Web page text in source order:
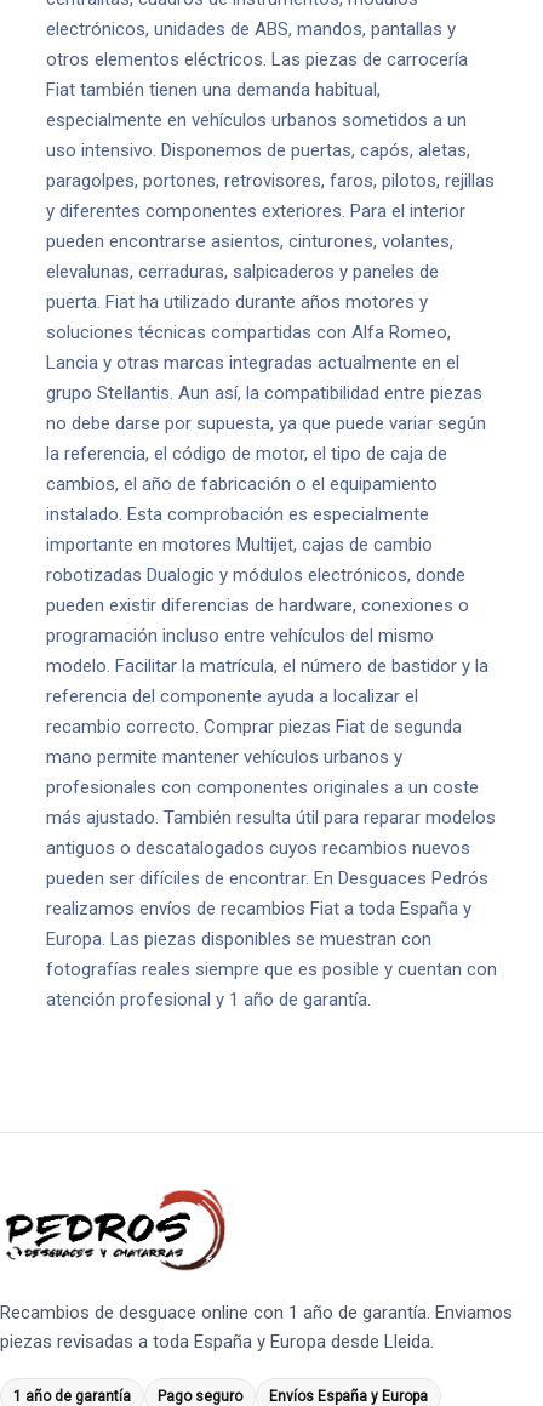
electrónicos, unidades de ABS, mandos, pantallas y
otros elementos eléctricos. Las piezas de carrocería
Fiat también tienen una demanda habitual,
especialmente en vehículos urbanos sometidos a un
uso intensivo. Disponemos de puertas, capós, aletas,
paragolpes, portones, retrovisores, faros, pilotos, rejillas
y diferentes componentes exteriores. Para el interior
pueden encontrarse asientos, cinturones, volantes,
elevalunas, cerraduras, salpicaderos y paneles de
puerta. Fiat ha utilizado durante años motores y
soluciones técnicas compartidas con Alfa Romeo,
Lancia y otras marcas integradas actualmente en el
grupo Stellantis. Aun así, la compatibilidad entre piezas
no debe darse por supuesta, ya que puede variar según
la referencia, el código de motor, el tipo de caja de
cambios, el año de fabricación o el equipamiento
instalado. Esta comprobación es especialmente
importante en motores Multijet, cajas de cambio
robotizadas Dualogic y módulos electrónicos, donde
pueden existir diferencias de hardware, conexiones o
programación incluso entre vehículos del mismo
modelo. Facilitar la matrícula, el número de bastidor y la
referencia del componente ayuda a localizar el
recambio correcto. Comprar piezas Fiat de segunda
mano permite mantener vehículos urbanos y
profesionales con componentes originales a un coste
más ajustado. También resulta útil para reparar modelos
antiguos o descatalogados cuyos recambios nuevos
pueden ser difíciles de encontrar. En Desguaces Pedrós
realizamos envíos de recambios Fiat a toda España y
Europa. Las piezas disponibles se muestran con
fotografías reales siempre que es posible y cuentan con
atención profesional y 1 año de garantía.
Recambios de desguace online con 1 año de garantía. Enviamos
piezas revisadas a toda España y Europa desde Lleida.
1 año de garantía Pago seguro Envíos España y Europa